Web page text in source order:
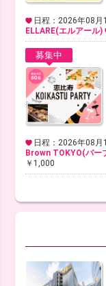
日程：2026年08月
ELLARE(エルアール)
募集中
日程：2026年08月
Brown TOKYO(バー
￥1,000